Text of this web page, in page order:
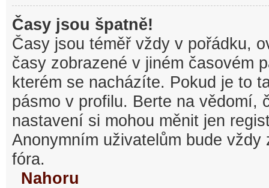
Časy jsou špatně!
Časy jsou téměř vždy v pořádku,
časy zobrazené v jiném časovém
kterém se nacházíte. Pokud je to
pásmo v profilu. Berte na vědomí,
nastavení si mohou měnit jen
Anonymním uživatelům bude
fóra.
Nahoru